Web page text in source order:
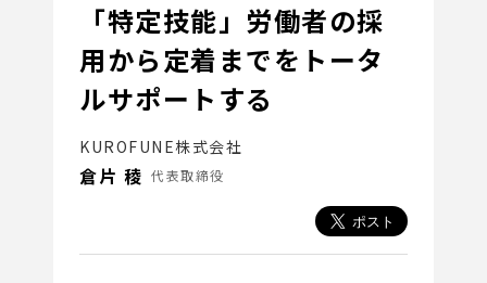
「特定技能」労働者の採
用から定着までをトータ
ルサポートする
KUROFUNE株式会社
倉片 稜 代表取締役